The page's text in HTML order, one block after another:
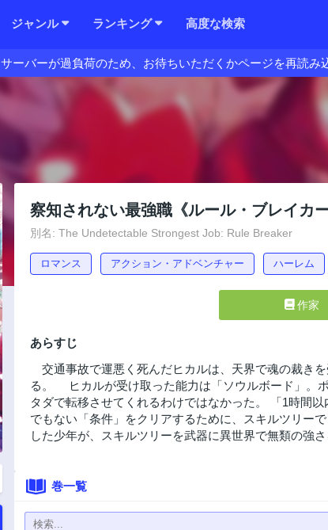
ジャンル ランキング 高度な検索
サーバーが過負荷のため、お待ちいただくかページを再読み
察知されない最強職《ルール・ブレイカー
別名: The Undetectable Strongest Job: Rule Breaker
ロマンス アクション・アドベンチャー ハーレム
作家
あらすじ
交通事故で運悪く死んだヒカルは、天界で魂の裁き
る。 ヒカルが受け取った能力は「ソウルボード」。
タダで転移させてくれるわけではなかった。 「1時間
でもない「条件」をクリアするために、スキルツリ
した少年が、スキルツリーを武器に異世界で無類の強さ
巻一覧